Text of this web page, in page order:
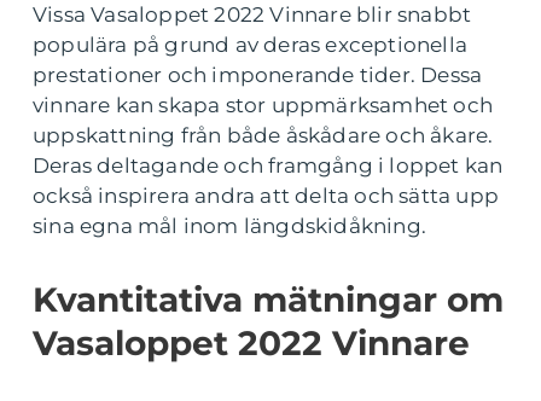
Vissa Vasaloppet 2022 Vinnare blir snabbt
populära på grund av deras exceptionella
prestationer och imponerande tider. Dessa
vinnare kan skapa stor uppmärksamhet och
uppskattning från både åskådare och åkare.
Deras deltagande och framgång i loppet kan
också inspirera andra att delta och sätta upp
sina egna mål inom längdskidåkning.
Kvantitativa mätningar om
Vasaloppet 2022 Vinnare